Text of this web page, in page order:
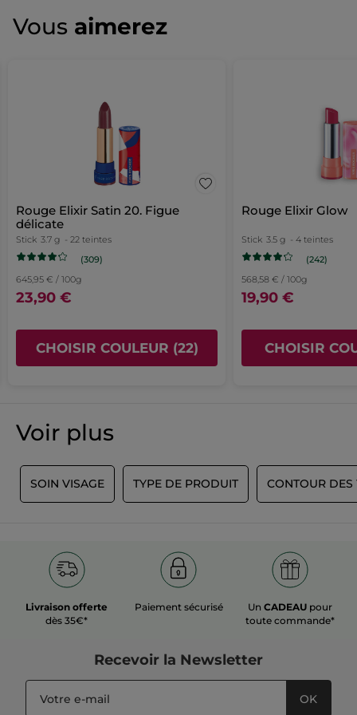
★★★★★
★★★★★
Aucune
de
Vous aimerez
Rouge Elixir Satin 20. Figue
délicate
Stick 3.7 g - 22 teintes
(309)
645,95 € / 100g
23,90 €
CHOISIR COULEUR (22)
Rouge Elixir Glow
Stick 3.5 g - 4 teintes
(242)
568,58 € / 100g
19,90 €
CHOISIR
Voir plus
SOIN VISAGE TYPE DE PRODUIT CONTOUR DES
Livraison offerte
dès 35€*
Paiement sécurisé UnCADEAU pour
toute commande*
Recevoir la Newsletter
OK